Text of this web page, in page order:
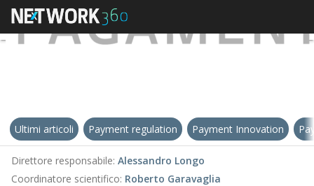
Ultimi articoli Payment regulation Payment Innovation
Direttore responsabile: Alessandro Longo
Coordinatore scientifico: Roberto Garavaglia